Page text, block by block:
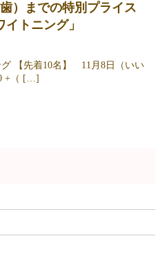
）までの特別プライス
トニング」
【先着10名】 11月8日（いい
+（ […]